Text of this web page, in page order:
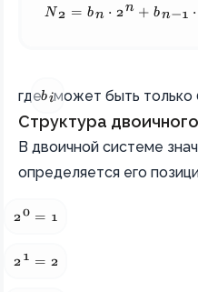
N_2 = b_n \cdot 2^n +
N 2 = bn ⋅ 2n + bn−1 ⋅
гдеb_i
biможет быть только
Структура
В двоичной системе
определяется его
2^0 = 1
20 = 1
2^1 = 2
2 1 = 2